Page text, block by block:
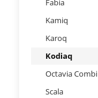
Fabia
Kamiq
Karoq
Kodiaq
Octavia Combi
Scala